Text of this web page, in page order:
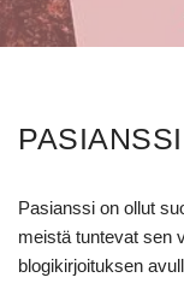
Pasianssi on ollut
meistä tuntevat sen
blogikirjoituksen